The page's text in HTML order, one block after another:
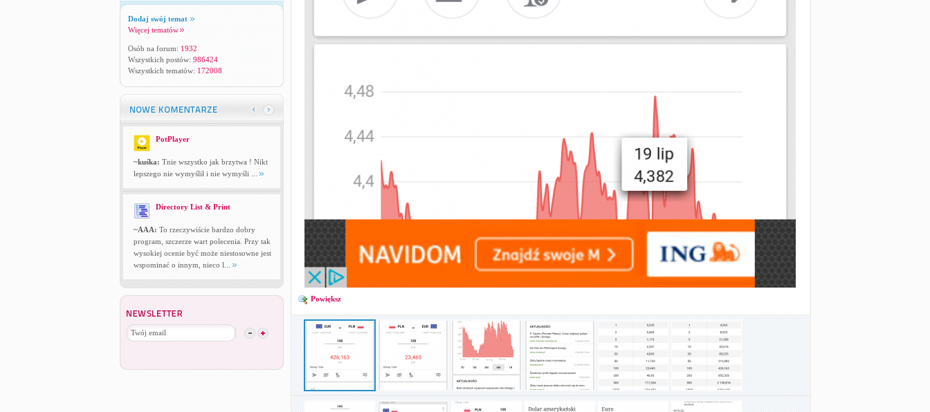
Dodaj swój temat
Więcej tematów
Osób na forum: 1932
Wszystkich postów: 986424
Wszystkich tematów: 172008
PotPlayer
~kuśka: Tnie wszystko jak brzytwa ! Nikt
lepszego nie wymyślił i nie wymyśli ...
Directory List & Print
~AAA: To rzeczywiście bardzo dobry
program, szczerze wart polecenia. Przy tak
wysokiej ocenie być może niestosowne jest
wspominać o innym, nieco l...
Powiększ